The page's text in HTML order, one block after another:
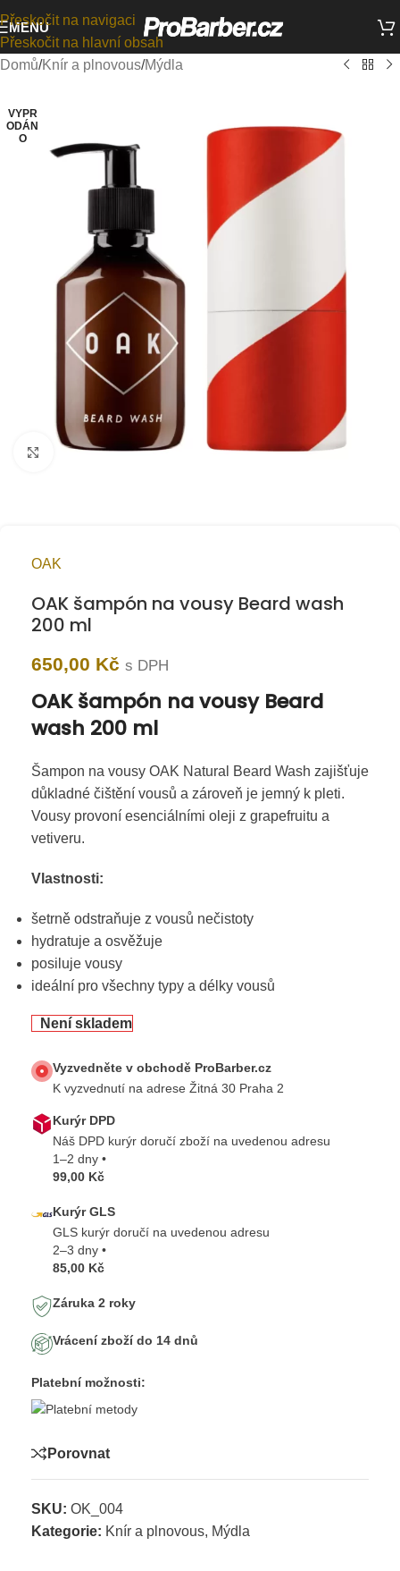
Přeskočit na navigaci
Přeskočit na hlavní obsah
MENU
Domů/Knír a plnovous/Mýdla
VYPR
ODÁN
O
Kliknutím zvětšíte
OAK
OAK šampón na vousy Beard wash
200 ml
650,00 Kč s DPH
OAK šampón na vousy Beard
wash 200 ml
Šampon na vousy OAK Natural Beard Wash zajišťuje
důkladné čištění vousů a zároveň je jemný k pleti.
Vousy provoní esenciálními oleji z grapefruitu a
vetiveru.
Vlastnosti:
šetrně odstraňuje z vousů nečistoty
hydratuje a osvěžuje
posiluje vousy
ideální pro všechny typy a délky vousů
Není skladem
Vyzvedněte v obchodě ProBarber.cz
K vyzvednutí na adrese Žitná 30 Praha 2
Kurýr DPD
Náš DPD kurýr doručí zboží na uvedenou adresu
1–2 dny •
99,00 Kč
Kurýr GLS
GLS kurýr doručí na uvedenou adresu
2–3 dny •
85,00 Kč
Záruka 2 roky
Vrácení zboží do 14 dnů
Platební možnosti:
Porovnat
SKU: OK_004
Kategorie: Knír a plnovous, Mýdla